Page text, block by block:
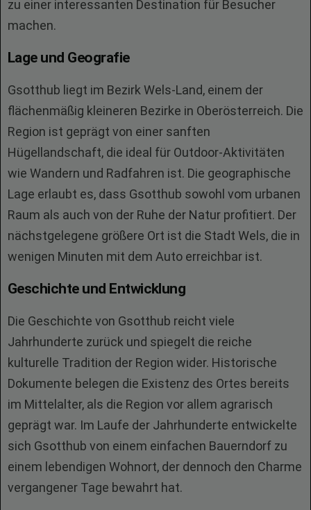
zu einer interessanten Destination für Besucher
machen.
Lage und Geografie
Gsotthub liegt im Bezirk Wels-Land, einem der
flächenmäßig kleineren Bezirke in Oberösterreich. Die
Region ist geprägt von einer sanften
Hügellandschaft, die ideal für Outdoor-Aktivitäten
wie Wandern und Radfahren ist. Die geographische
Lage erlaubt es, dass Gsotthub sowohl vom urbanen
Raum als auch von der Ruhe der Natur profitiert. Der
nächstgelegene größere Ort ist die Stadt Wels, die in
wenigen Minuten mit dem Auto erreichbar ist.
Geschichte und Entwicklung
Die Geschichte von Gsotthub reicht viele
Jahrhunderte zurück und spiegelt die reiche
kulturelle Tradition der Region wider. Historische
Dokumente belegen die Existenz des Ortes bereits
im Mittelalter, als die Region vor allem agrarisch
geprägt war. Im Laufe der Jahrhunderte entwickelte
sich Gsotthub von einem einfachen Bauerndorf zu
einem lebendigen Wohnort, der dennoch den Charme
vergangener Tage bewahrt hat.